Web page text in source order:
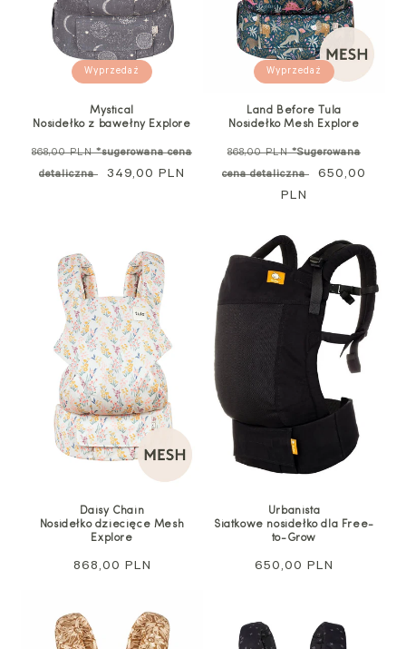
Wyprzedaż
Mystical
Nosidełko z bawełny Explore
Cena
standardowa
868,00 PLN*sugerowana cena
detaliczna
Cena
349,00 PLN
Wyprzedaż
Land Before Tula
Nosidełko Mesh Explore
Cena
regularna
868,00 PLN*Sugerowana
cena detaliczna
Cena
650,00
PLN
Daisy Chain
Nosidełko dziecięce Mesh
Explore
Cena
868,00 PLN
Urbanista
Siatkowe nosidełko dla Free-
to-Grow
Cena
650,00 PLN